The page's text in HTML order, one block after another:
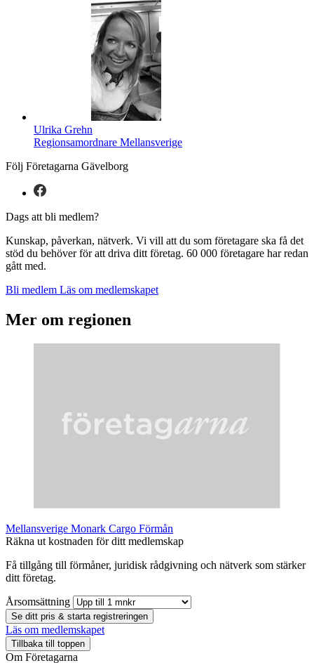
Ulrika Grehn
Regionsamordnare Mellansverige
Följ Företagarna Gävelborg
Dags att bli medlem?
Kunskap, påverkan, nätverk. Vi vill att du som företagare ska få det
stöd du behöver för att driva ditt företag. 60 000 företagare har redan
gått med.
Bli medlem Läs om medlemskapet
Mer om regionen
Mellansverige Monark Cargo Förmån
Räkna ut kostnaden för ditt medlemskap
Få tillgång till förmåner, juridisk rådgivning och nätverk som stärker
ditt företag.
Årsomsättning
Se ditt pris & starta registreringen
Läs om medlemskapet
Tillbaka till toppen
Om Företagarna